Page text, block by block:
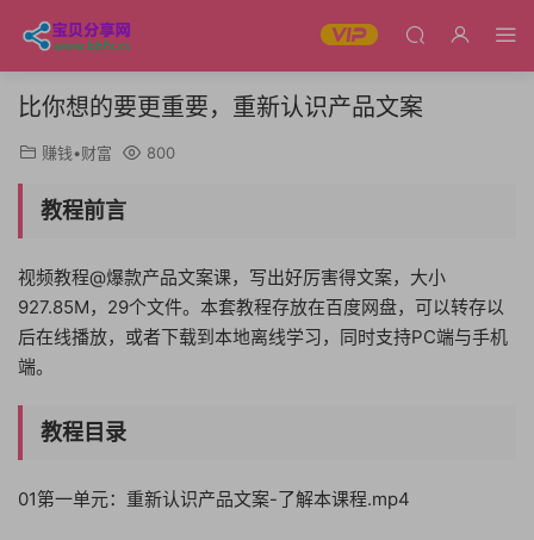
比你想的要更重要，重新认识产品文案
赚钱•财富 800
教程前言
视频教程@爆款产品文案课，写出好厉害得文案，大小
927.85M，29个文件。本套教程存放在百度网盘，可以转存以
后在线播放，或者下载到本地离线学习，同时支持PC端与手机
端。
教程目录
01第一单元：重新认识产品文案-了解本课程.mp4